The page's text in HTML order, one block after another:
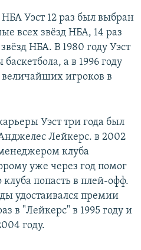
Уэст 12 раз был выбран
всех звёзд НБА, 14 раз
НБА. В 1980 году Уэст
а в 1996 году
игроков в
Уэст три года был
Лейкерс. в 2002
клуба
уже через год помог
попасть в плей-офф.
удостаивался премии
в "Лейкерс" в 1995 году и
году.